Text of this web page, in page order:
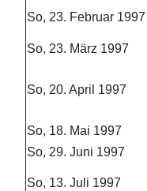
So, 23. Februar 1997
So, 23. März 1997
So, 20. April 1997
So, 18. Mai 1997
So, 29. Juni 1997
So, 13. Juli 1997